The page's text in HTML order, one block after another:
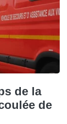
de la
de